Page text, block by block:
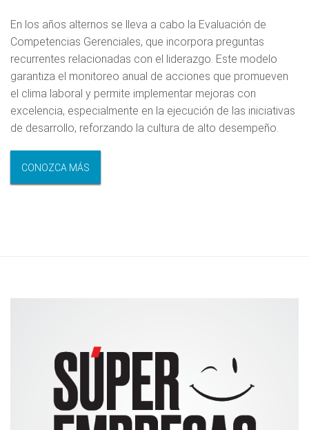
En los años alternos se lleva a cabo la Evaluación de
Competencias Gerenciales, que incorpora preguntas
recurrentes relacionadas con el liderazgo. Este modelo
garantiza el monitoreo anual de acciones que promueven
el clima laboral y permite implementar mejoras con
excelencia, especialmente en la ejecución de las iniciativas
de desarrollo, reforzando la cultura de alto desempeño.
CONOZCA MÁS